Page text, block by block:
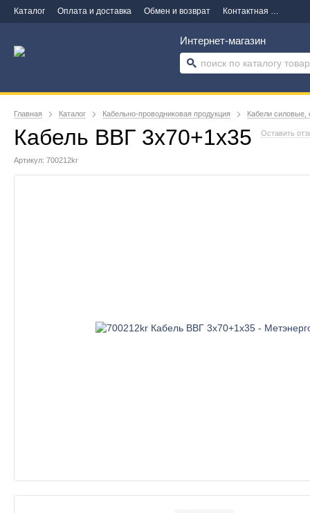
Каталог Оплата и доставка Обмен и возврат Контактная информация
Интернет-магазин
Главная Каталог Кабельно-проводниковая продукция Кабели силовые,
Кабель ВВГ 3х70+1х35 Оставить
Артикул: 700212kr